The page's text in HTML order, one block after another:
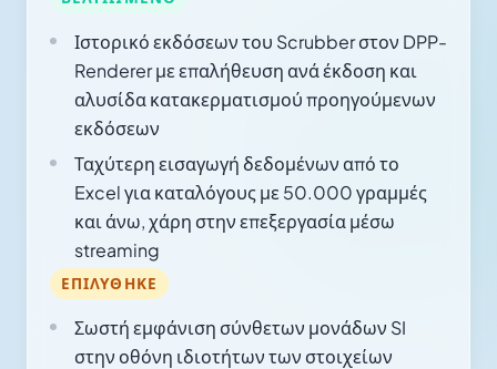
Ιστορικό εκδόσεων του Scrubber στον DPP-
Renderer με επαλήθευση ανά έκδοση και
αλυσίδα κατακερματισμού προηγούμενων
εκδόσεων
Ταχύτερη εισαγωγή δεδομένων από το
Excel για καταλόγους με 50.000 γραμμές
και άνω, χάρη στην επεξεργασία μέσω
streaming
ΕΠΙΛΎΘΗΚΕ
Σωστή εμφάνιση σύνθετων μονάδων SI
στην οθόνη ιδιοτήτων των στοιχείων